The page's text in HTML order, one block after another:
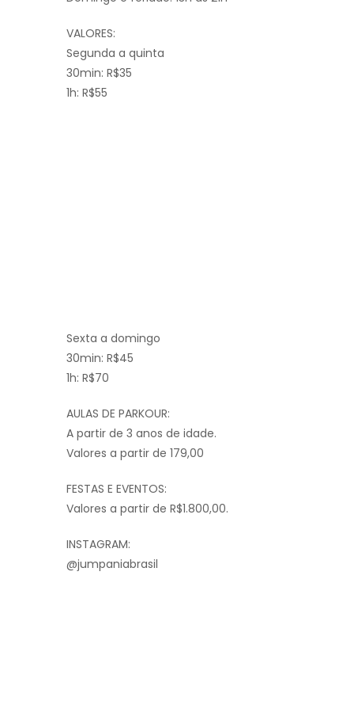
VALORES:
Segunda a quinta
30min: R$35
1h: R$55
Sexta a domingo
30min: R$45
1h: R$70
AULAS DE PARKOUR:
A partir de 3 anos de idade.
Valores a partir de 179,00
FESTAS E EVENTOS:
Valores a partir de R$1.800,00.
INSTAGRAM:
@jumpaniabrasil